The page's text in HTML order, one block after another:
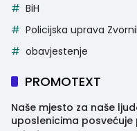
BiH
Policijska uprava
obavjestenje
PROMOTEXT
Naše mjesto za naše
uposlenicima